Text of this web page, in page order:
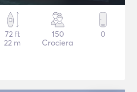
72 ft
22 m
150
Crociera
0